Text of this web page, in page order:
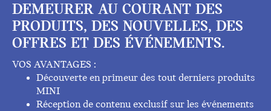
DEMEURER AU COURANT DES
PRODUITS, DES NOUVELLES, DES
OFFRES ET DES ÉVÉNEMENTS.
VOS AVANTAGES :
Découverte en primeur des tout derniers produits
MINI
Réception de contenu exclusif sur les événements